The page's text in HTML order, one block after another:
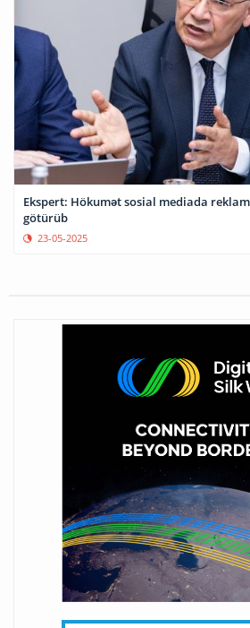
Ekspert: Hökumət sosial mediada
götürüb
23-05-2025